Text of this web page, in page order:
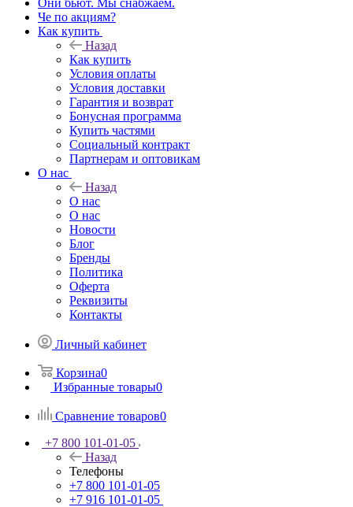
Они бьют. Мы снабжаем.
Че по акциям?
Как купить
Назад
Как купить
Условия оплаты
Условия доставки
Гарантия и возврат
Бонусная программа
Купить частями
Социальный контракт
Партнерам и оптовикам
О нас
Назад
О нас
О нас
Новости
Блог
Бренды
Политика
Оферта
Реквизиты
Контакты
Личный кабинет
Корзина0
Избранные товары0
Сравнение товаров0
+7 800 101-01-05
Назад
Телефоны
+7 800 101-01-05
+7 916 101-01-05